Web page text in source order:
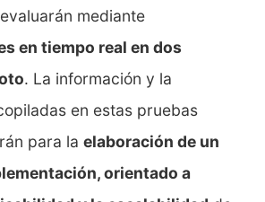
mediante
en tiempo real en dos
. La información y la
en estas pruebas
para la elaboración de un
orientado a